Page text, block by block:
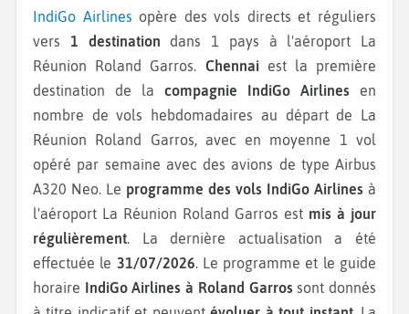
IndiGo Airlines opère des vols directs et réguliers
vers 1 destination dans 1 pays à l'aéroport La
Réunion Roland Garros. Chennaiest la première
destination de la compagnie IndiGo Airlines en
nombre de vols hebdomadaires au départ de La
Réunion Roland Garros, avec en moyenne 1 vol
opéré par semaine avec des avions de type Airbus
A320 Neo. Le programme des vols IndiGo Airlines à
l'aéroport La Réunion Roland Garros est mis à jour
régulièrement . La dernière actualisation a été
effectuée le 31/07/2026 . Le programme et le guide
horaire IndiGo Airlines à Roland Garros sont donnés